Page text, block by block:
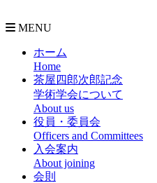
MENU
ホーム
Home
茶屋四郎次郎記念
学術学会について
About us
役員・委員会
Officers and Committees
入会案内
About joining
会則